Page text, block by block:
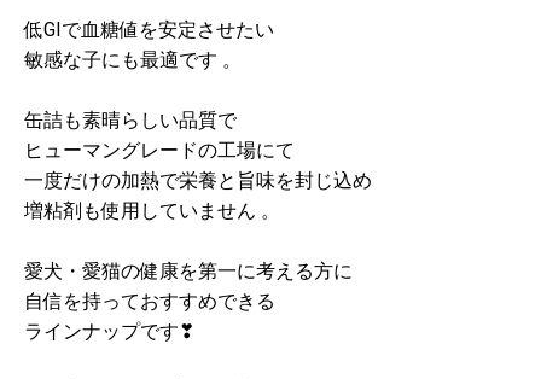
低GIで血糖値を安定させたい
敏感な子にも最適です 。
缶詰も素晴らしい品質で
ヒューマングレードの工場にて
一度だけの加熱で栄養と旨味を封じ込め
増粘剤も使用していません 。
愛犬・愛猫の健康を第一に考える方に
自信を持っておすすめできる
ラインナップです❣